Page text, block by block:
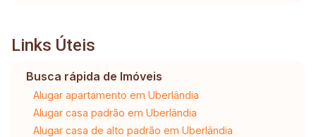
Links Úteis
Busca rápida de Imóveis
Alugar apartamento em Uberlândia
Alugar casa padrão em Uberlândia
Alugar casa de alto padrão em Uberlândia